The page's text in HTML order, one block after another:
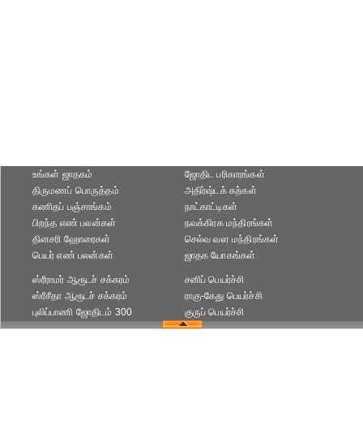
உங்கள் ஜாதகம்
திருமணப் பொருத்தம்
கணிதப் பஞ்சாங்கம்
ஜோதிட ப‌ரிகார‌ங்க‌ள்
அதிர்ஷ்டக் கற்கள்
நாட்காட்டிகள்
பிறந்த எண் பலன்கள்
தினசரி ஹோரைகள்
பெயர் எண் பலன்கள்
நவக்கிரக மந்திரங்கள்
செல்வ வள மந்திரங்கள்
ஜாதக யோகங்கள்
ஸ்ரீராமர் ஆரூடச் சக்கரம்
ஸ்ரீசீதா ஆரூடச் சக்கரம்
புலிப்பாணி ஜோதிடம் 300
சனிப் பெயர்ச்சி
ராகு-கேது பெயர்ச்சி
குருப் பெயர்ச்சி